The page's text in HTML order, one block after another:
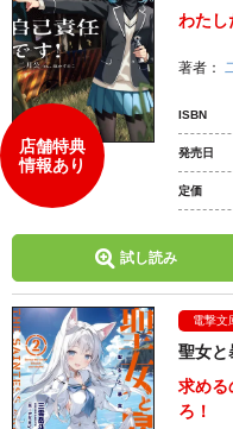
店舗特典
情報あり
わたし
著者：
ISBN
発売日
定価
試し読み
電撃文
聖女と
求める
ろ！